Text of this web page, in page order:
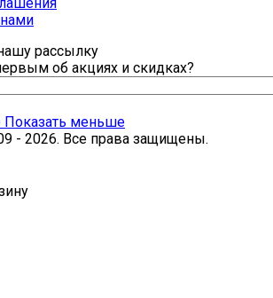
рассылку
об акциях и скидках?
Показать меньше
- 2026. Все права защищены.